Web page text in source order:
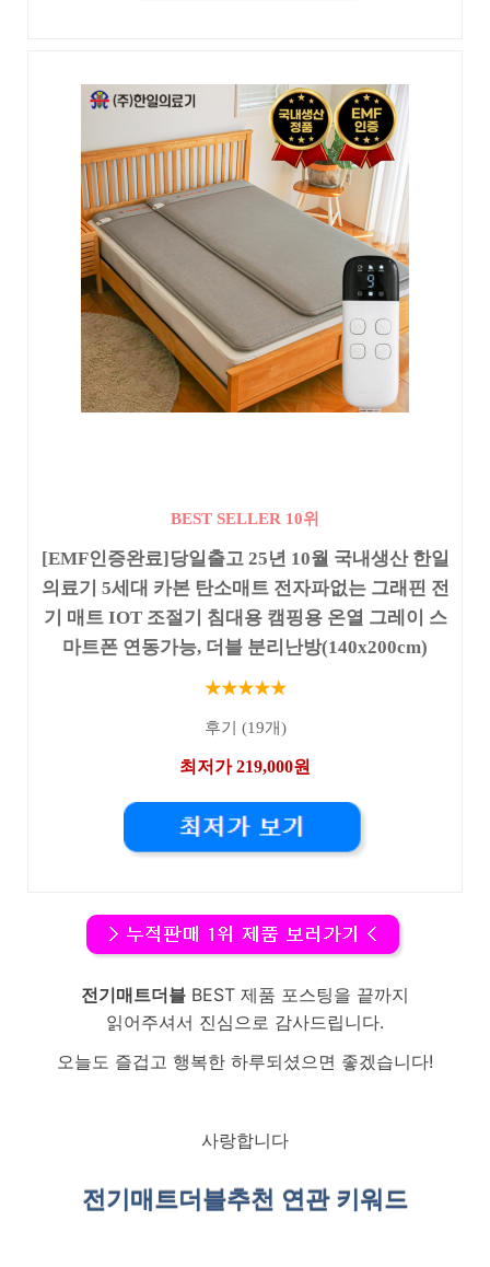
BEST SELLER 10위
[EMF인증완료]당일출고 25년 10월 국내생산 한일
의료기 5세대 카본 탄소매트 전자파없는 그래핀 전
기 매트 IOT 조절기 침대용 캠핑용 온열 그레이 스
마트폰 연동가능, 더블 분리난방(140x200cm)
★★★★★
후기 (19개)
최저가 219,000원
전기매트더블 BEST 제품 포스팅을 끝까지
읽어주셔서 진심으로 감사드립니다.
오늘도 즐겁고 행복한 하루되셨으면 좋겠습니다!
사랑합니다
전기매트더블추천 연관 키워드